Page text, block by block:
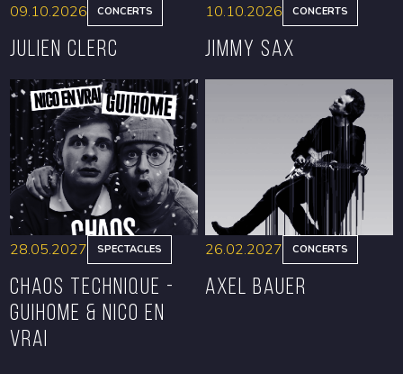
RÉSERVER
09.10.2026 CONCERTS
Julien Clerc
RÉSERVER
10.10.2026 CONCERTS
Jimmy Sax
28.05.2027 SPECTACLES
CHAOS TECHNIQUE -
GUIHOME & NICO EN
VRAI
26.02.2027 CONCERTS
Axel Bauer